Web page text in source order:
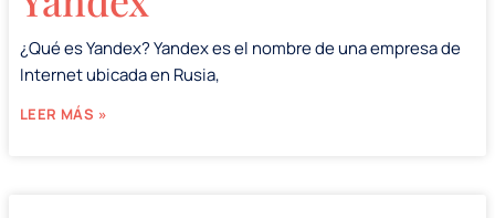
¿Qué es Yandex? Yandex es el nombre de una empresa de
Internet ubicada en Rusia,
LEER MÁS »